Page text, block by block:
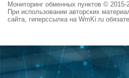
Мониторинг обменных пунктов © 2015-
При использовании авторских
сайта, гиперссылка на WmKi.ru